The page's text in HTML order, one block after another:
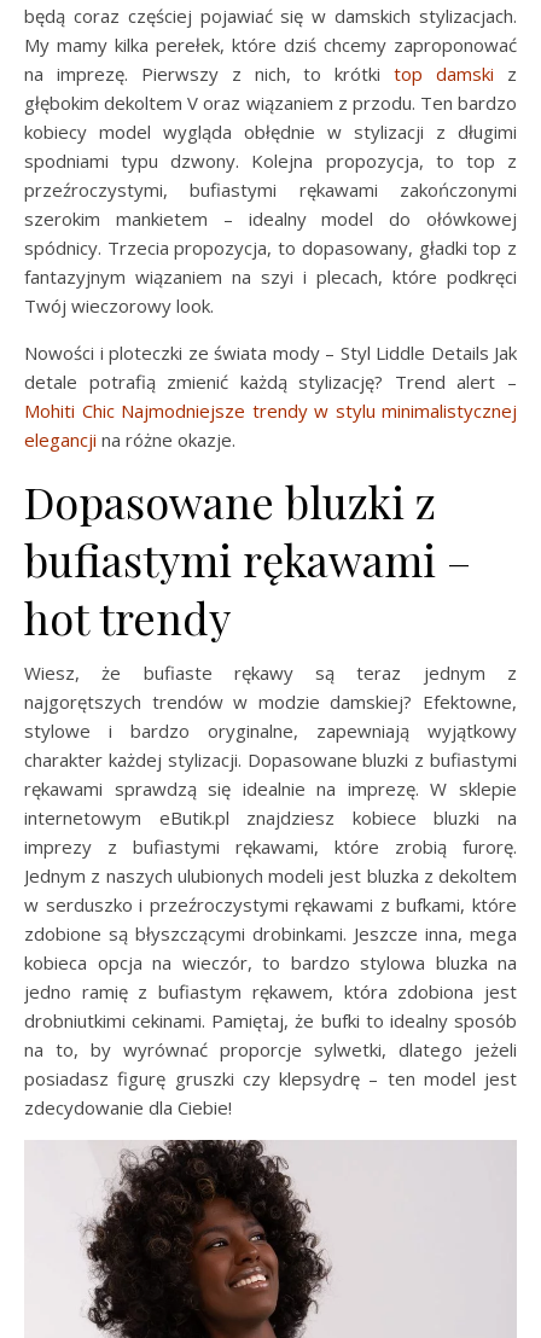
będą coraz częściej pojawiać się w damskich stylizacjach.
My mamy kilka perełek, które dziś chcemy zaproponować
na imprezę. Pierwszy z nich, to krótkitop damski z
głębokim dekoltem V oraz wiązaniem z przodu. Ten bardzo
kobiecy model wygląda obłędnie w stylizacji z długimi
spodniami typu dzwony. Kolejna propozycja, to top z
przeźroczystymi, bufiastymi rękawami zakończonymi
szerokim mankietem – idealny model do ołówkowej
spódnicy. Trzecia propozycja, to dopasowany, gładki top z
fantazyjnym wiązaniem na szyi i plecach, które podkręci
Twój wieczorowy look.
Nowości i ploteczki ze świata mody – Styl Liddle Details Jak
detale potrafią zmienić każdą stylizację? Trend alert –
Mohiti Chic Najmodniejsze trendy w stylu minimalistycznej
elegancji na różne okazje.
Dopasowane bluzki z
bufiastymi rękawami –
hot trendy
Wiesz, że bufiaste rękawy są teraz jednym z
najgorętszych trendów w modzie damskiej? Efektowne,
stylowe i bardzo oryginalne, zapewniają wyjątkowy
charakter każdej stylizacji. Dopasowane bluzki z bufiastymi
rękawami sprawdzą się idealnie na imprezę. W sklepie
internetowym eButik.pl znajdziesz kobiece bluzki na
imprezy z bufiastymi rękawami, które zrobią furorę.
Jednym z naszych ulubionych modeli jest bluzka z dekoltem
w serduszko i przeźroczystymi rękawami z bufkami, które
zdobione są błyszczącymi drobinkami. Jeszcze inna, mega
kobieca opcja na wieczór, to bardzo stylowa bluzka na
jedno ramię z bufiastym rękawem, która zdobiona jest
drobniutkimi cekinami. Pamiętaj, że bufki to idealny sposób
na to, by wyrównać proporcje sylwetki, dlatego jeżeli
posiadasz figurę gruszki czy klepsydrę – ten model jest
zdecydowanie dla Ciebie!